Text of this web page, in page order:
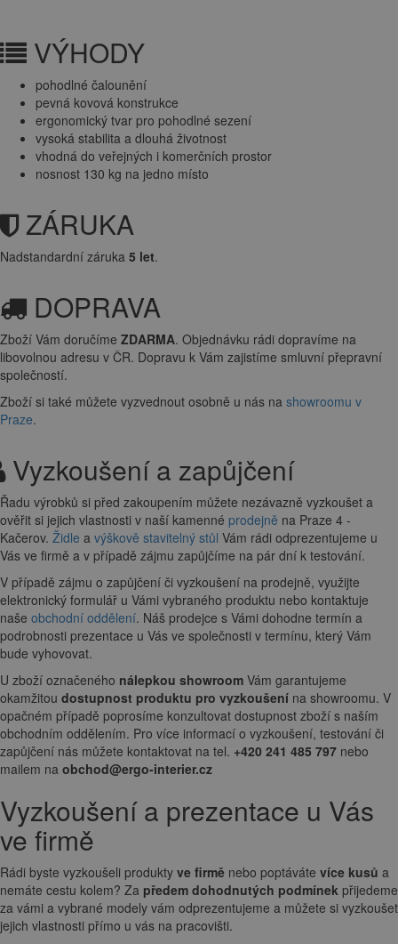
VÝHODY
pohodlné čalounění
pevná kovová konstrukce
ergonomický tvar pro pohodlné sezení
vysoká stabilita a dlouhá životnost
vhodná do veřejných i komerčních prostor
nosnost 130 kg na jedno místo
ZÁRUKA
Nadstandardní záruka 5 let.
DOPRAVA
Zboží Vám doručíme ZDARMA. Objednávku rádi dopravíme na
libovolnou adresu v ČR. Dopravu k Vám zajistíme smluvní přepravní
společností.
Zboží si také můžete vyzvednout osobně u nás na showroomu v
Praze.
Vyzkoušení a zapůjčení
Řadu výrobků si před zakoupením můžete nezávazně vyzkoušet a
ověřit si jejich vlastnosti v naší kamenné prodejně na Praze 4 -
Kačerov. Židle a výškově stavitelný stůl Vám rádi odprezentujeme u
Vás ve firmě a v případě zájmu zapůjčíme na pár dní k testování.
V případě zájmu o zapůjčení či vyzkoušení na prodejně, využijte
elektronický formulář u Vámi vybraného produktu nebo kontaktuje
naše obchodní oddělení. Náš prodejce s Vámi dohodne termín a
podrobnosti prezentace u Vás ve společnosti v termínu, který Vám
bude vyhovovat.
U zboží označeného nálepkou showroom Vám garantujeme
okamžitou dostupnost produktu pro vyzkoušení na showroomu. V
opačném případě poprosíme konzultovat dostupnost zboží s naším
obchodním oddělením. Pro více informací o vyzkoušení, testování či
zapůjčení nás můžete kontaktovat na tel. +420 241 485 797 nebo
mailem na obchod@ergo-interier.cz
Vyzkoušení a prezentace u Vás
ve firmě
Rádi byste vyzkoušeli produkty ve firmě nebo poptáváte více kusů a
nemáte cestu kolem? Za předem dohodnutých podmínek přijedeme
za vámi a vybrané modely vám odprezentujeme a můžete si vyzkoušet
jejich vlastnosti přímo u vás na pracovišti.